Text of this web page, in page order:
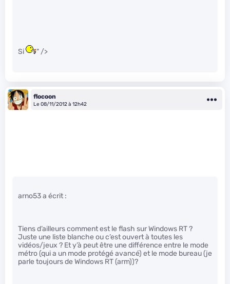
Si " />
flocoon
Le 08/11/2012 à 12h42
arno53 a écrit :
Tiens d’ailleurs comment est le flash sur Windows RT ?
Juste une liste blanche ou c’est ouvert à toutes les
vidéos/jeux ? Et y’à peut être une différence entre le mode
métro (qui a un mode protégé avancé) et le mode bureau (je
parle toujours de Windows RT (arm))?